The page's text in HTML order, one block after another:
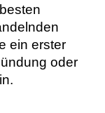
ein erster
oder